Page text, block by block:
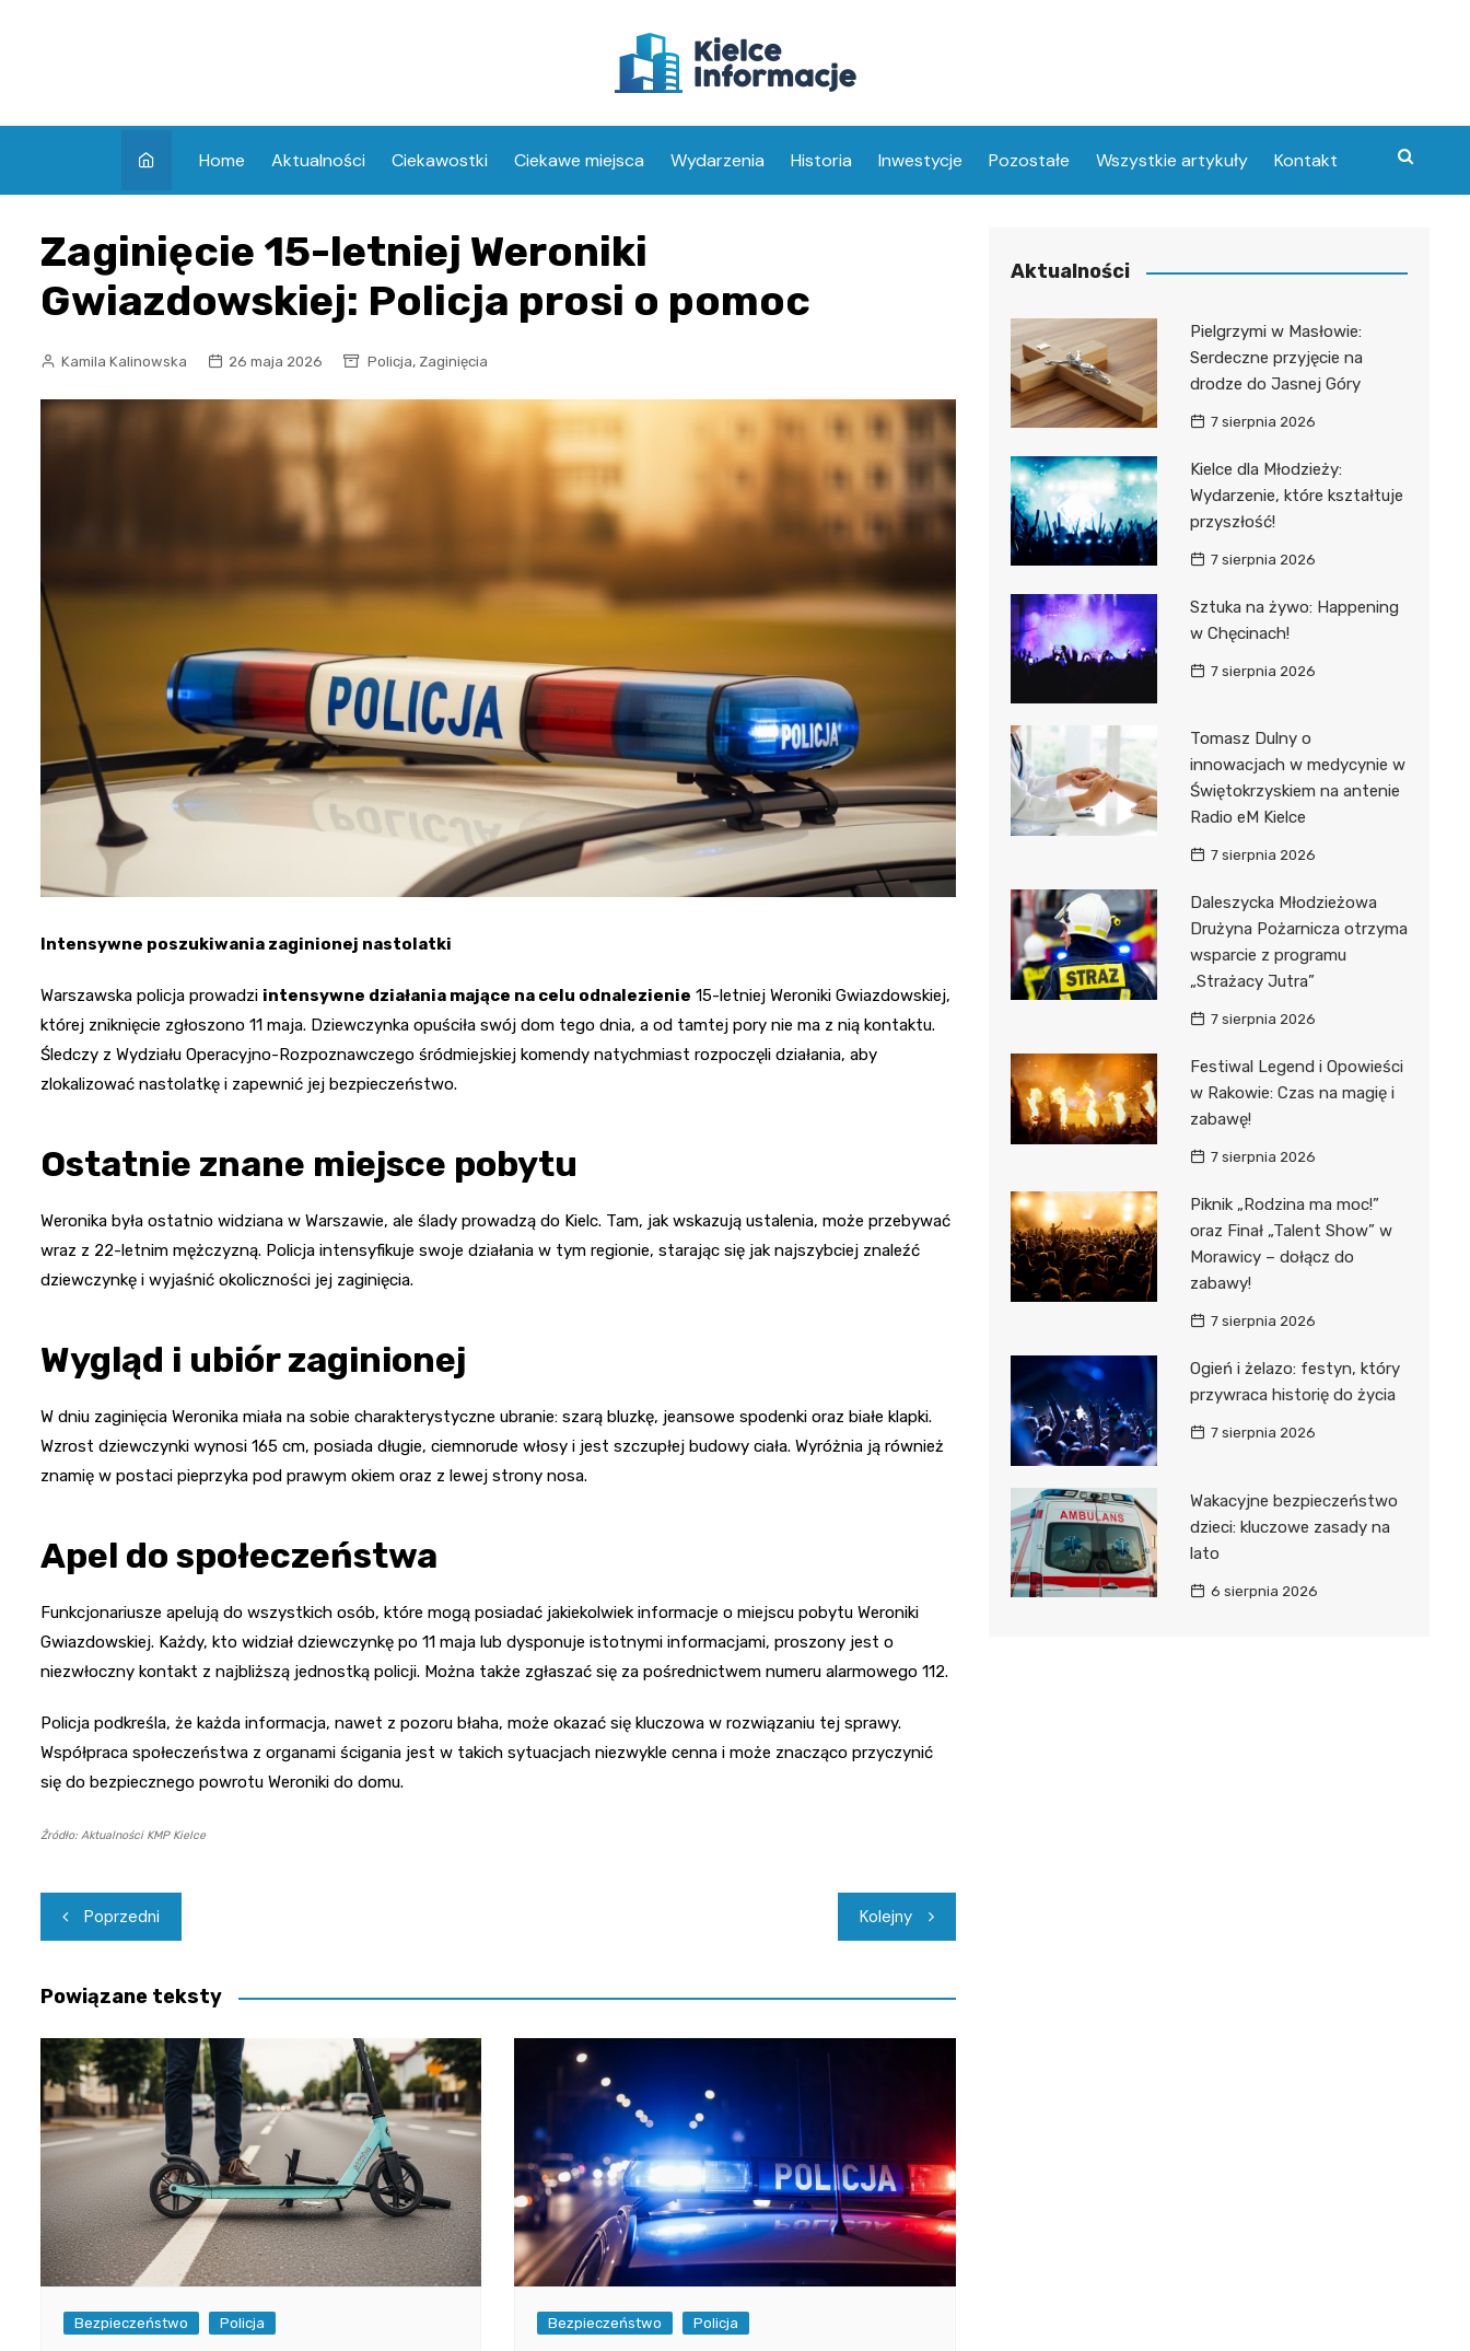
Home Aktualności Ciekawostki Ciekawe miejsca Wydarzenia Historia Inwestycje Pozostałe Wszystkie artykuły Kontakt
Zaginięcie 15-letniej Weroniki
Gwiazdowskiej: Policja prosi o pomoc
Kamila Kalinowska 26 maja 2026 Policja, Zaginięcia
Intensywne poszukiwania zaginionej nastolatki
Warszawska policja prowadzi intensywne działania mające na celu odnalezienie 15-letniej Weroniki Gwiazdowskiej,
której zniknięcie zgłoszono 11 maja. Dziewczynka opuściła swój dom tego dnia, a od tamtej pory nie ma z nią kontaktu.
Śledczy z Wydziału Operacyjno-Rozpoznawczego śródmiejskiej komendy natychmiast rozpoczęli działania, aby
zlokalizować nastolatkę i zapewnić jej bezpieczeństwo.
Ostatnie znane miejsce pobytu
Weronika była ostatnio widziana w Warszawie, ale ślady prowadzą do Kielc. Tam, jak wskazują ustalenia, może przebywać
wraz z 22-letnim mężczyzną. Policja intensyfikuje swoje działania w tym regionie, starając się jak najszybciej znaleźć
dziewczynkę i wyjaśnić okoliczności jej zaginięcia.
Wygląd i ubiór zaginionej
W dniu zaginięcia Weronika miała na sobie charakterystyczne ubranie: szarą bluzkę, jeansowe spodenki oraz białe klapki.
Wzrost dziewczynki wynosi 165 cm, posiada długie, ciemnorude włosy i jest szczupłej budowy ciała. Wyróżnia ją również
znamię w postaci pieprzyka pod prawym okiem oraz z lewej strony nosa.
Apel do społeczeństwa
Funkcjonariusze apelują do wszystkich osób, które mogą posiadać jakiekolwiek informacje o miejscu pobytu Weroniki
Gwiazdowskiej. Każdy, kto widział dziewczynkę po 11 maja lub dysponuje istotnymi informacjami, proszony jest o
niezwłoczny kontakt z najbliższą jednostką policji. Można także zgłaszać się za pośrednictwem numeru alarmowego 112.
Policja podkreśla, że każda informacja, nawet z pozoru błaha, może okazać się kluczowa w rozwiązaniu tej sprawy.
Współpraca społeczeństwa z organami ścigania jest w takich sytuacjach niezwykle cenna i może znacząco przyczynić
się do bezpiecznego powrotu Weroniki do domu.
Źródło: Aktualności KMP Kielce
Nawigacja
wpisu
Poprzedni Kolejny
Powiązane teksty
Bezpieczeństwo Policja Bezpieczeństwo Policja
Aktualności
Pielgrzymi w Masłowie:
Serdeczne przyjęcie na
drodze do Jasnej Góry
7 sierpnia 2026
Kielce dla Młodzieży:
Wydarzenie, które kształtuje
przyszłość!
7 sierpnia 2026
Sztuka na żywo: Happening
w Chęcinach!
7 sierpnia 2026
Tomasz Dulny o
innowacjach w medycynie w
Świętokrzyskiem na antenie
Radio eM Kielce
7 sierpnia 2026
Daleszycka Młodzieżowa
Drużyna Pożarnicza otrzyma
wsparcie z programu
„Strażacy Jutra”
7 sierpnia 2026
Festiwal Legend i Opowieści
w Rakowie: Czas na magię i
zabawę!
7 sierpnia 2026
Piknik „Rodzina ma moc!”
oraz Finał „Talent Show” w
Morawicy – dołącz do
zabawy!
7 sierpnia 2026
Ogień i żelazo: festyn, który
przywraca historię do życia
7 sierpnia 2026
Wakacyjne bezpieczeństwo
dzieci: kluczowe zasady na
lato
6 sierpnia 2026